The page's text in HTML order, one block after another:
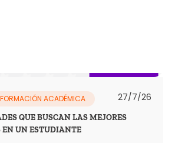
FORMACIÓN ACADÉMICA 27/7/26
QUE BUSCAN LAS MEJORES
UN ESTUDIANTE